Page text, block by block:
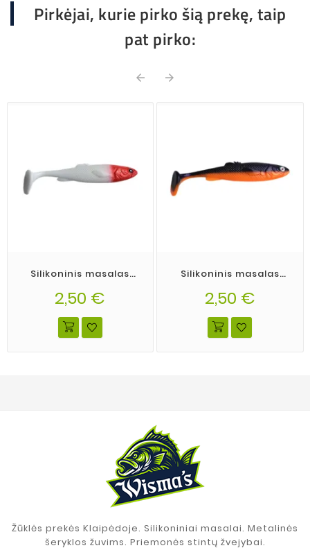
Pirkėjai, kurie pirko šią prekę, taip
pat pirko:
 
Silikoninis masalas
spalva 17
2,50 €
Silikoninis masalas
spalva 08
2,50 €
Žūklės prekės Klaipėdoje. Silikoniniai masalai. Metalinės
šeryklos žuvims. Priemonės stintų žvejybai.